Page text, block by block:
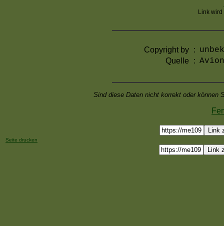
Link
Copyright by :
Quelle :
Sind diese Daten nicht korrekt oder können
Seite drucken
Link
Link